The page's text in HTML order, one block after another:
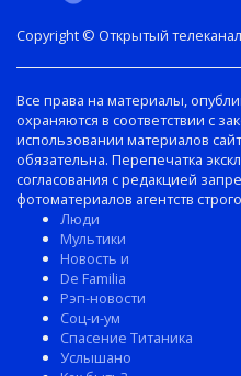
Все права на материалы,
охраняются в соответствии с
использовании материалов
обязательна. Перепечатка
согласования с редакцией
фотоматериалов агентств
Люди
Мультики
Новость и
De Familia
Рэп-новости
Соц-и-ум
Спасение Титаника
Услышано